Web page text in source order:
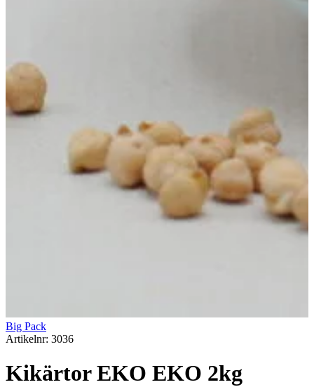
Big Pack
Artikelnr: 3036
Kikärtor EKO EKO 2kg